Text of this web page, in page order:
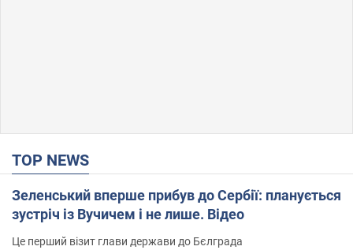
TOP NEWS
Зеленський вперше прибув до Сербії: планується
зустріч із Вучичем і не лише. Відео
Це перший візит глави держави до Бєлграда